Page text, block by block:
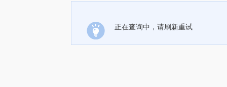
正在查询中，请刷新重试